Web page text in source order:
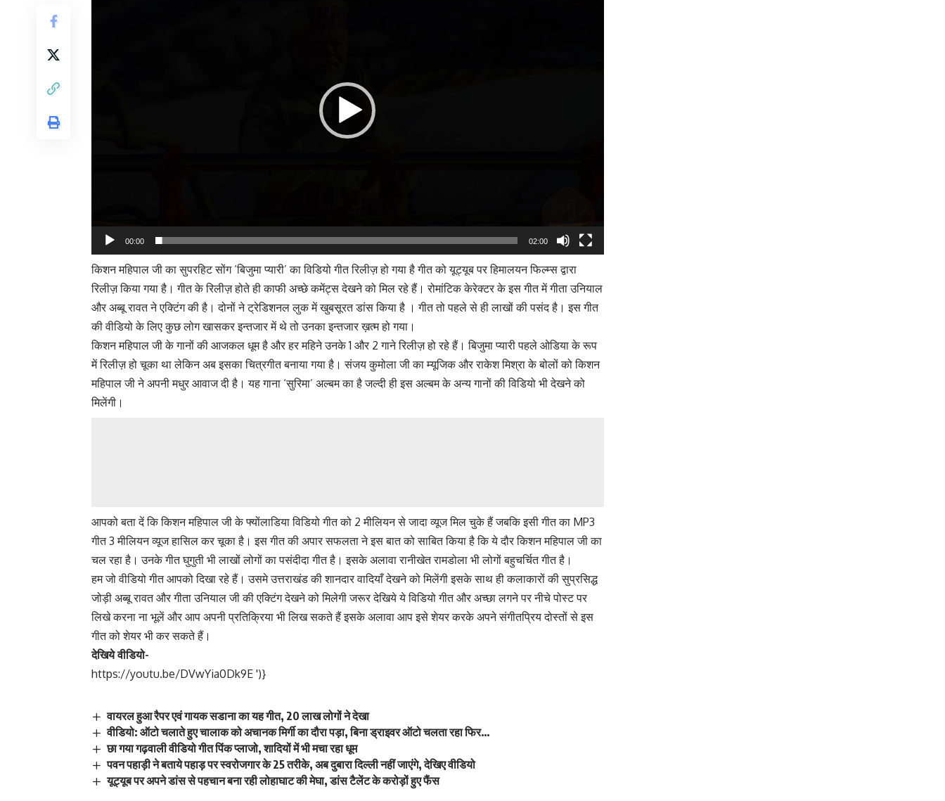
00:00 02:00
किशन महिपाल जी का सुपरहिट सोंग ‘बिजुमा प्यारी’ का विडियो गीत रिलीज़ हो गया है गीत को यूट्यूब पर हिमालयन फिल्म्स द्वारा
रिलीज़ किया गया है। गीत के रिलीज़ होते ही काफी अच्छे कमेंट्स देखने को मिल रहे हैं। रोमांटिक केरेक्टर के इस गीत में गीता उनियाल
और अब्बू रावत ने एक्टिंग की है। दोनों ने ट्रेडिशनल लुक में खुबसूरत डांस किया है । गीत तो पहले से ही लाखों की पसंद है। इस गीत
की वीडियो के लिए कुछ लोग खासकर इन्तजार में थे तो उनका इन्तजार ख़त्म हो गया।
किशन महिपाल जी के गानों की आजकल धूम है और हर महिने उनके 1 और 2 गाने रिलीज़ हो रहे हैं। बिजुमा प्यारी पहले ओडिया के रूप
में रिलीज़ हो चूका था लेकिन अब इसका चित्रगीत बनाया गया है। संजय कुमोला जी का म्यूजिक और राकेश मिश्रा के बोलों को किशन
महिपाल जी ने अपनी मधुर आवाज दी है। यह गाना ‘सुरिमा’ अल्बम का है जल्दी ही इस अल्बम के अन्य गानों की विडियो भी देखने को
मिलेंगी।
आपको बता दें कि किशन महिपाल जी के फ्योंलाडिया विडियो गीत को 2 मीलियन से जादा व्यूज मिल चुके हैं जबकि इसी गीत का MP3
गीत 3 मीलियन व्यूज हासिल कर चूका है। इस गीत की अपार सफलता ने इस बात को साबित किया है कि ये दौर किशन महिपाल जी का
चल रहा है। उनके गीत घुगुती भी लाखों लोगों का पसंदीदा गीत है। इसके अलावा रानीखेत रामडोला भी लोगों बहुचर्चित गीत है।
हम जो वीडियो गीत आपको दिखा रहे हैं। उसमे उत्तराखंड की शानदार वादियाँ देखने को मिलेंगी इसके साथ ही कलाकारों की सुप्रसिद्ध
जोड़ी अब्बू रावत और गीता उनियाल जी की एक्टिंग देखने को मिलेगी जरूर देखिये ये विडियो गीत और अच्छा लगने पर नीचे पोस्ट पर
लिखे करना ना भूलें और आप अपनी प्रतिक्रिया भी लिख सकते हैं इसके अलावा आप इसे शेयर करके अपने संगीतप्रिय दोस्तों से इस
गीत को शेयर भी कर सकते हैं।
देखिये वीडियो-
https://youtu.be/DVwYia0Dk9E ')}
वायरल हुआ रैपर एवं गायक सडाना का यह गीत, 20 लाख लोगों ने देखा
वीडियो: ऑटो चलाते हुए चालाक को अचानक मिर्गी का दौरा पड़ा, बिना ड्राइवर ऑटो चलता रहा फिर…
छा गया गढ़वाली वीडियो गीत पिंक प्लाजो, शादियों में भी मचा रहा धूम
पवन पहाड़ी ने बताये पहाड़ पर स्वरोजगार के 25 तरीके, अब दुबारा दिल्ली नहीं जाएंगे, देखिए वीडियो
यूट्यूब पर अपने डांस से पहचान बना रही लोहाघाट की मेघा, डांस टैलेंट के करोड़ों हुए फैंस